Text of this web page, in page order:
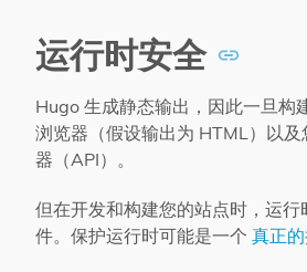
运行时安全
Hugo 生成静态输出，因此一旦构
浏览器（假设输出为 HTML）以
器（API）。
但在开发和构建您的站点时，运行
件。保护运行时可能是一个 真正